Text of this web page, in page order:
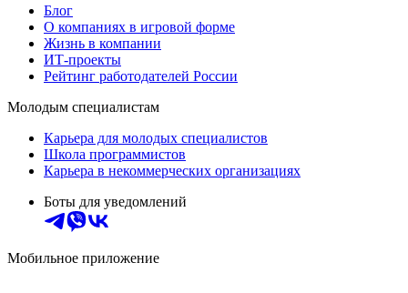
Блог
О компаниях в игровой форме
Жизнь в компании
ИТ-проекты
Рейтинг работодателей России
Молодым специалистам
Карьера для молодых специалистов
Школа программистов
Карьера в некоммерческих организациях
Боты для уведомлений
Мобильное приложение